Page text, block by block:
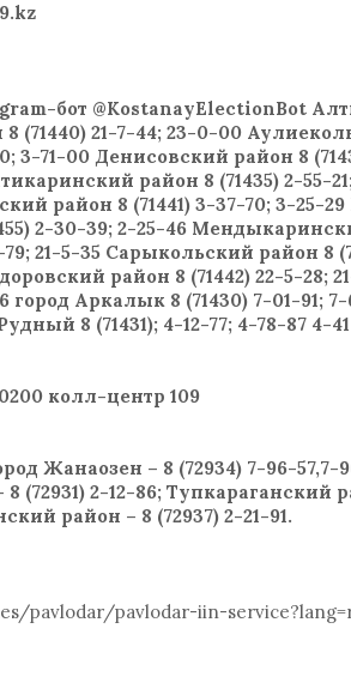
бот @KostanayElectionBot
21-7-44; 23-0-00
3-71-00 Денисовский район 8
район 8 (71435) 2-
район 8 (71441) 3-37-70; 3-25-
2-30-39; 2-25-46
21-5-35 Сарыкольский район 8
район 8 (71442) 22-5-28;
город Аркалык 8 (71430) 7-01-91;
8 (71431); 4-12-77; 4-78-87 4-41
колл-центр 109
Жанаозен – 8 (72934) 7-96-
(72931) 2-12-86; Тупкараганский
район – 8 (72937) 2-21-91.
pavlodar/pavlodar-iin-